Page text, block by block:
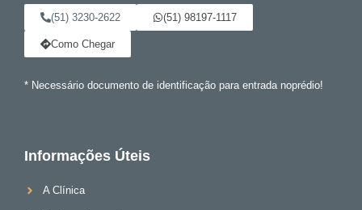
(51) 3230-2622 (51) 98197-1117
Como Chegar
* Necessário documento de identificação para entrada noprédio!
Informações Úteis
A Clínica